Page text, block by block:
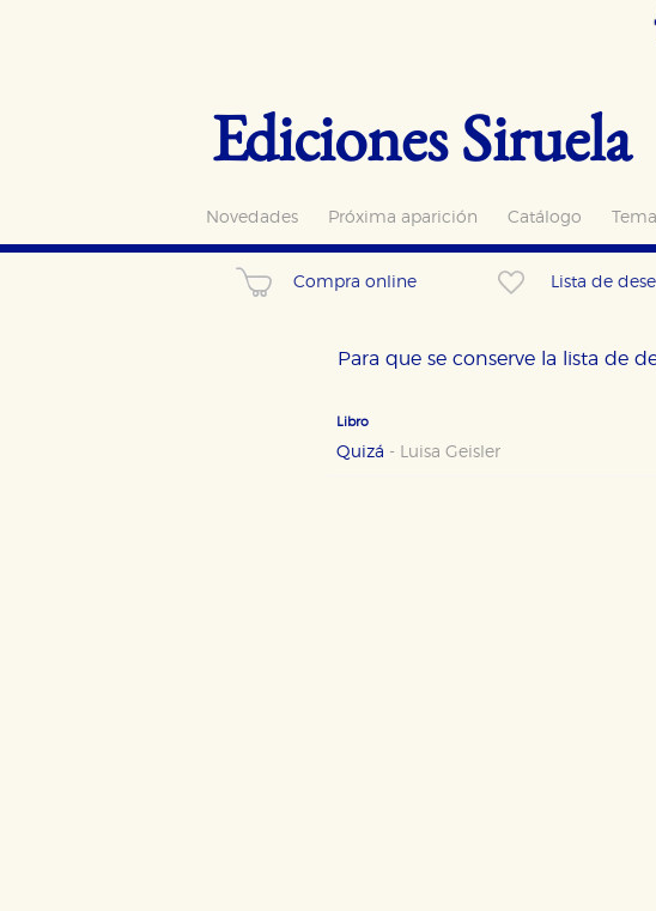
Ediciones Siruela
Novedades Próxima aparición Catálogo
Compra online Lista de
Para que se conserve la lista de
Libro
Quizá - Luisa Geisler